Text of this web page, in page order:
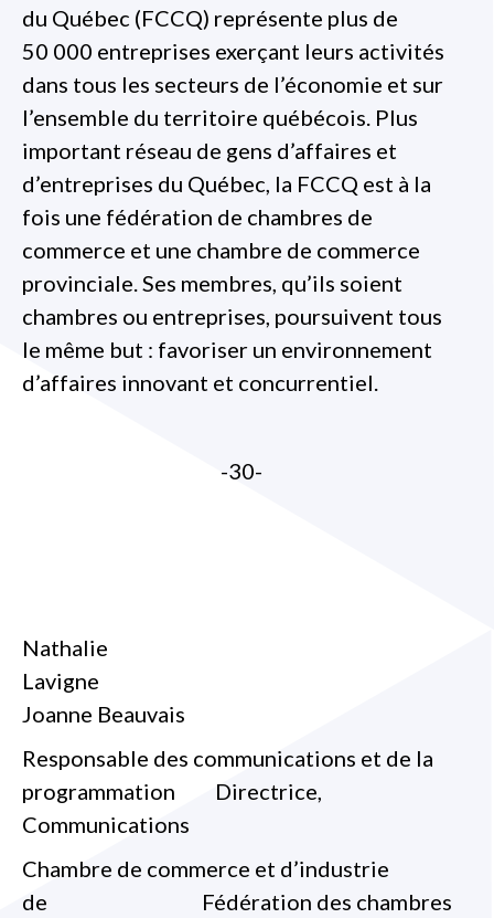
du Québec (FCCQ) représente plus de
50 000 entreprises exerçant leurs activités
dans tous les secteurs de l’économie et sur
l’ensemble du territoire québécois. Plus
important réseau de gens d’affaires et
d’entreprises du Québec, la FCCQ est à la
fois une fédération de chambres de
commerce et une chambre de commerce
provinciale. Ses membres, qu’ils soient
chambres ou entreprises, poursuivent tous
le même but : favoriser un environnement
d’affaires innovant et concurrentiel.
-30-
Nathalie
Lavigne
Joanne Beauvais
Responsable des communications et de la
programmation Directrice,
Communications
Chambre de commerce et d’industrie
de Fédération des chambres